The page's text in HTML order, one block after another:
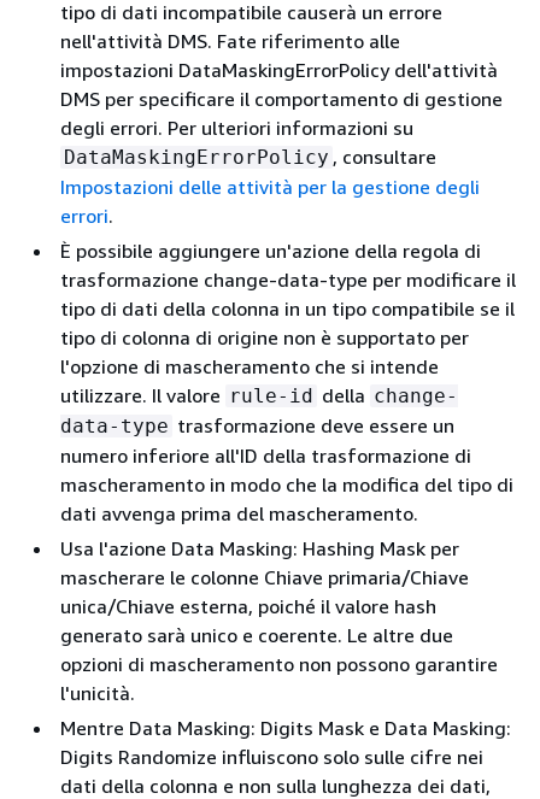
tipo di dati incompatibile causerà un errore
nell'attività DMS. Fate riferimento alle
impostazioni DataMaskingErrorPolicy dell'attività
DMS per specificare il comportamento di gestione
degli errori. Per ulteriori informazioni su
DataMaskingErrorPolicy , consultare
Impostazioni delle attività per la gestione degli
errori.
È possibile aggiungere un'azione della regola di
trasformazione change-data-type per modificare il
tipo di dati della colonna in un tipo compatibile se il
tipo di colonna di origine non è supportato per
l'opzione di mascheramento che si intende
utilizzare. Il valore rule-id della change-
data-type trasformazione deve essere un
numero inferiore all'ID della trasformazione di
mascheramento in modo che la modifica del tipo di
dati avvenga prima del mascheramento.
Usa l'azione Data Masking: Hashing Mask per
mascherare le colonne Chiave primaria/Chiave
unica/Chiave esterna, poiché il valore hash
generato sarà unico e coerente. Le altre due
opzioni di mascheramento non possono garantire
l'unicità.
Mentre Data Masking: Digits Mask e Data Masking:
Digits Randomize influiscono solo sulle cifre nei
dati della colonna e non sulla lunghezza dei dati,